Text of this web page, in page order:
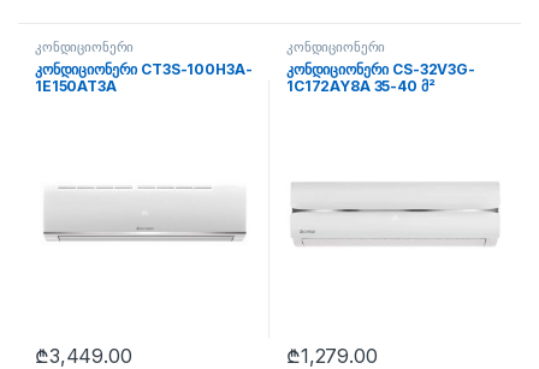
კონდიციონერი
კონდიციონერი CT3S-100H3A-
1E150AT3A
₾3,449.00
კონდიციონერი
კონდიციონერი CS-32V3G-
1C172AY8A 35-40 მ²
₾1,279.00